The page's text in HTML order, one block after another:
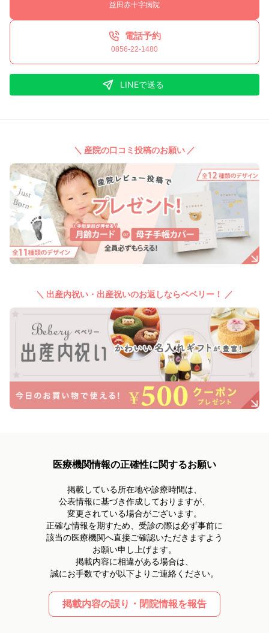
益田赤十字病院
電話予約
0856-22-1480
LINEで送る
＼ 産院の口コミ投稿のお願い ／
＼ 出産内祝い・出産祝いのお返しならベベリー！ ／
医療機関情報の正確性に関するお願い
掲載している所在地や診療時間は、
公表情報に基づき作成しておりますが、
変更されている場合がございます。
正確な情報を期すため、受診の際は必ず事前に
該当の医療機関へ直接ご確認いただきますよう
お願い申し上げます。
掲載内容に相違がある場合は、
誠にお手数ですが以下よりご連絡ください。
掲載内容の誤り・閉院情報を報告